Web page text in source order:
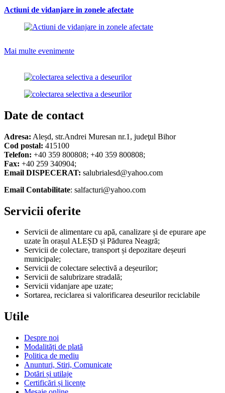
Actiuni de vidanjare in zonele afectate
Mai multe evenimente
Date de contact
Adresa: Aleșd, str.Andrei Muresan nr.1, judeţul Bihor
Cod postal: 415100
Telefon: +40 359 800808; +40 359 800808;
Fax: +40 259 340904;
Email DISPECERAT: salubrialesd@yahoo.com
Email Contabilitate: salfacturi@yahoo.com
Servicii oferite
Servicii de alimentare cu apă, canalizare și de epurare ape
uzate în orașul ALEȘD și Pădurea Neagră;
Servicii de colectare, transport și depozitare deșeuri
municipale;
Servicii de colectare selectivă a deșeurilor;
Servicii de salubrizare stradală;
Servicii vidanjare ape uzate;
Sortarea, reciclarea si valorificarea deseurilor reciclabile
Utile
Despre noi
Modalități de plată
Politica de mediu
Anunturi, Stiri, Comunicate
Dotări și utilaje
Certificări și licențe